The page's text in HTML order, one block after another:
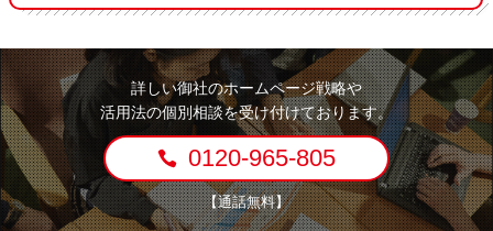
詳しい御社のホームページ戦略や
活用法の個別相談を受け付けております。
0120-965-805
【通話無料】